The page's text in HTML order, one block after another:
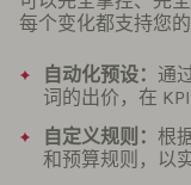
每个变化都支持您的
自动化预设： 通
词的出价，在
自定义规则： 根
和预算规则，以